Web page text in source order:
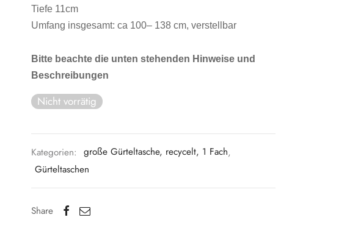
Tiefe 11cm
Umfang insgesamt: ca 100– 138 cm, verstellbar
Bitte beachte die unten stehenden Hinweise und
Beschreibungen
Nicht vorrätig
Kategorien: große Gürteltasche, recycelt, 1 Fach,
Gürteltaschen
Share